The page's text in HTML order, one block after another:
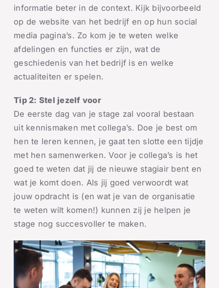
informatie beter in de context. Kijk bijvoorbeeld
op de website van het bedrijf en op hun social
media pagina’s. Zo kom je te weten welke
afdelingen en functies er zijn, wat de
geschiedenis van het bedrijf is en welke
actualiteiten er spelen.
Tip 2: Stel jezelf voor
De eerste dag van je stage zal vooral bestaan
uit kennismaken met collega’s. Doe je best om
hen te leren kennen, je gaat ten slotte een tijdje
met hen samenwerken. Voor je collega’s is het
goed te weten dat jij de nieuwe stagiair bent en
wat je komt doen. Als jij goed verwoordt wat
jouw opdracht is (en wat je van de organisatie
te weten wilt komen!) kunnen zij je helpen je
stage nog succesvoller te maken.